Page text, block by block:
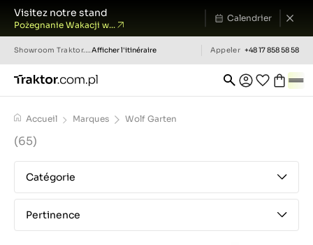
Visitez notre stand
Pożegnanie Wakacji w...
Calendrier
Showroom Traktor.com.pl Afficher l'itinéraire Appeler +48 17 858 58 58
Accueil Marques Wolf Garten
(65)
Catégorie
Pertinence